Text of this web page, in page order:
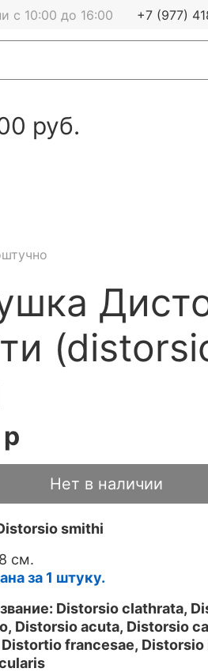
с 10:00 до 16:00 +7 (977)
руб.
Нет в наличии
smithi
см.
за 1 штуку.
Distorsio clathrata,
Distorsio acuta, Distorsio
francesae,